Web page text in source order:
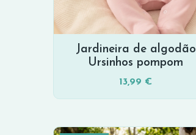
Jardineira de algodão
Ursinhos pompom
13,99 €